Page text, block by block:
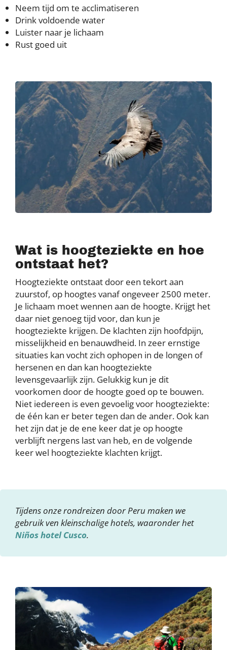
Neem tijd om te acclimatiseren
Drink voldoende water
Luister naar je lichaam
Rust goed uit
Wat is hoogteziekte en hoe
ontstaat het?
Hoogteziekte ontstaat door een tekort aan
zuurstof, op hoogtes vanaf ongeveer 2500 meter.
Je lichaam moet wennen aan de hoogte. Krijgt het
daar niet genoeg tijd voor, dan kun je
hoogteziekte krijgen. De klachten zijn hoofdpijn,
misselijkheid en benauwdheid. In zeer ernstige
situaties kan vocht zich ophopen in de longen of
hersenen en dan kan hoogteziekte
levensgevaarlijk zijn. Gelukkig kun je dit
voorkomen door de hoogte goed op te bouwen.
Niet iedereen is even gevoelig voor hoogteziekte:
de één kan er beter tegen dan de ander. Ook kan
het zijn dat je de ene keer dat je op hoogte
verblijft nergens last van heb, en de volgende
keer wel hoogteziekte klachten krijgt.
Tijdens onze rondreizen door Peru maken we
gebruik ven kleinschalige hotels, waaronder het
Niños hotel Cusco.